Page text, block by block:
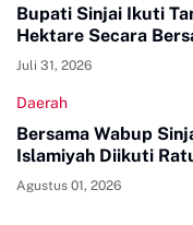
Bupati Sinjai Ikuti
Hektare Secara
Juli 31, 2026
Daerah
Bersama Wabup
Islamiyah Diikuti
Agustus 01, 2026